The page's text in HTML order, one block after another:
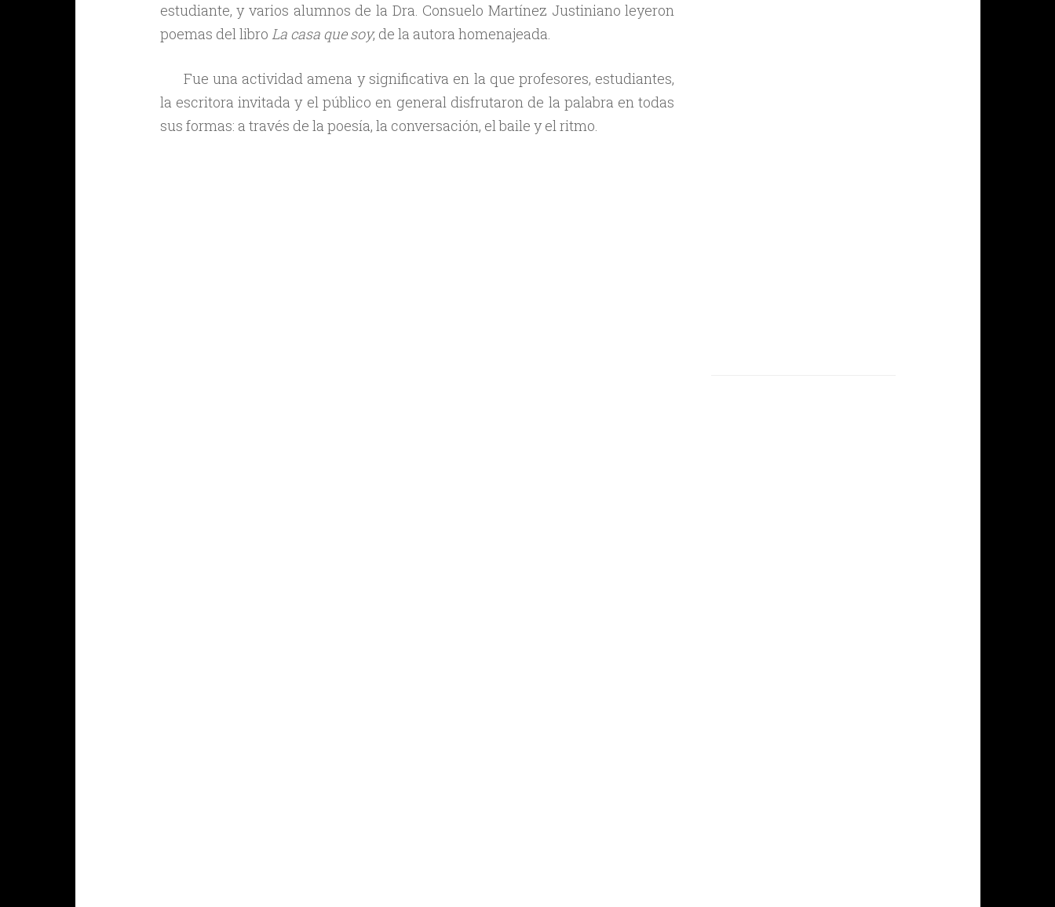
estudiante, y varios alumnos de la Dra. Consuelo Martínez Justiniano leyeron
poemas del libro La casa que soy, de la autora homenajeada.
Fue una actividad amena y significativa en la que profesores, estudiantes,
la escritora invitada y el público en general disfrutaron de la palabra en todas
sus formas: a través de la poesía, la conversación, el baile y el ritmo.